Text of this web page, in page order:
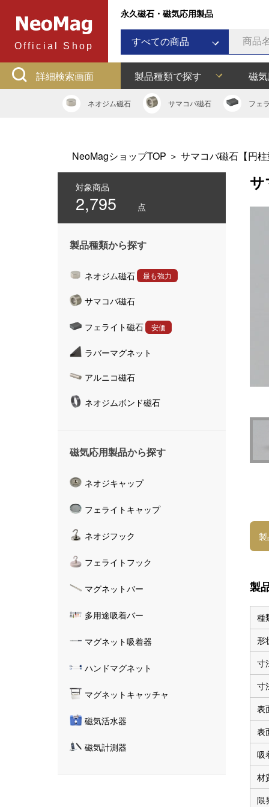
Official Shop
永久磁石・磁気応用製品
すべての商品
サマコバ磁石
フェライト磁石
ネオジムボンド磁石
ネオジフック
多用途吸着バー
マグネット吸着器
ハンドマグネット
マグネットキャッチャ
磁気活水器
磁気計測器
詳細検索画面 製品種類で探す 磁
ネオジム磁石 サマコバ磁石 フェ
NeoMagショップTOP ＞ サマコバ磁石【円
対象商品
2,795 点
製品種類から探す
ネオジム磁石 最も強力
サマコバ磁石
フェライト磁石 安価
ラバーマグネット
アルニコ磁石
ネオジムボンド磁石
磁気応用製品から探す
ネオジキャップ
フェライトキャップ
ネオジフック
フェライトフック
マグネットバー
多用途吸着バー
マグネット吸着器
ハンドマグネット
マグネットキャッチャ
磁気活水器
磁気計測器
サ
製
種
形
寸
寸
表
表
吸
材
限